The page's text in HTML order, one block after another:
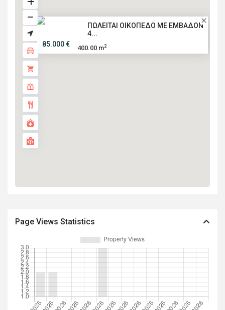
ΠΩΛΕΙΤΑΙ ΟΙΚΟΠΕΔΟ ΜΕ ΕΜΒΑΔΟΝ
4...
85.000 €
400.00 m2
Page Views Statistics